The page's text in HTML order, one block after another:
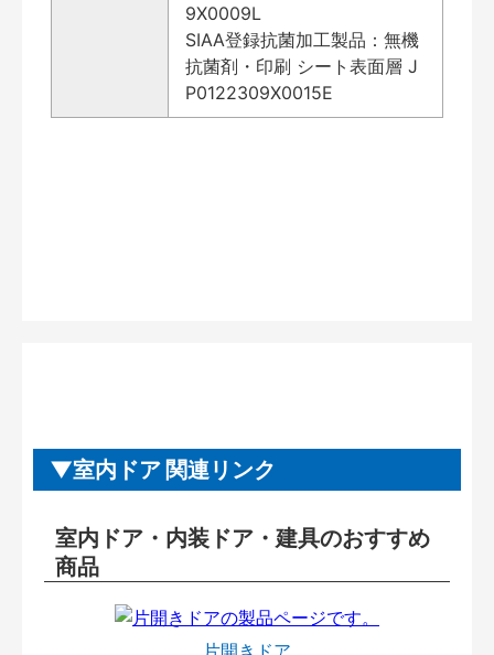
9X0009L
SIAA登録抗菌加工製品：無機
抗菌剤・印刷 シート表面層 J
P0122309X0015E
室内ドア 関連リンク
室内ドア・内装ドア・建具のおすすめ
商品